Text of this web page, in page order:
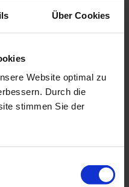
Über Cookies
Website optimal zu
Durch die
stimmen Sie der